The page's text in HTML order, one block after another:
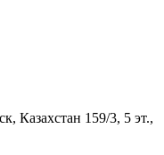
Казахстан 159/3, 5 эт.,